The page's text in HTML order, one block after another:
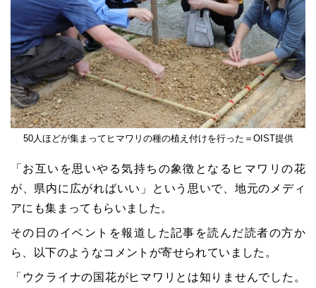
50人ほどが集まってヒマワリの種の植え付けを行った＝OIST提供
「お互いを思いやる気持ちの象徴となるヒマワリの花
が、県内に広がればいい」という思いで、地元のメディ
アにも集まってもらいました。
その日のイベントを報道した記事を読んだ読者の方か
ら、以下のようなコメントが寄せられていました。
「ウクライナの国花がヒマワリとは知りませんでした。